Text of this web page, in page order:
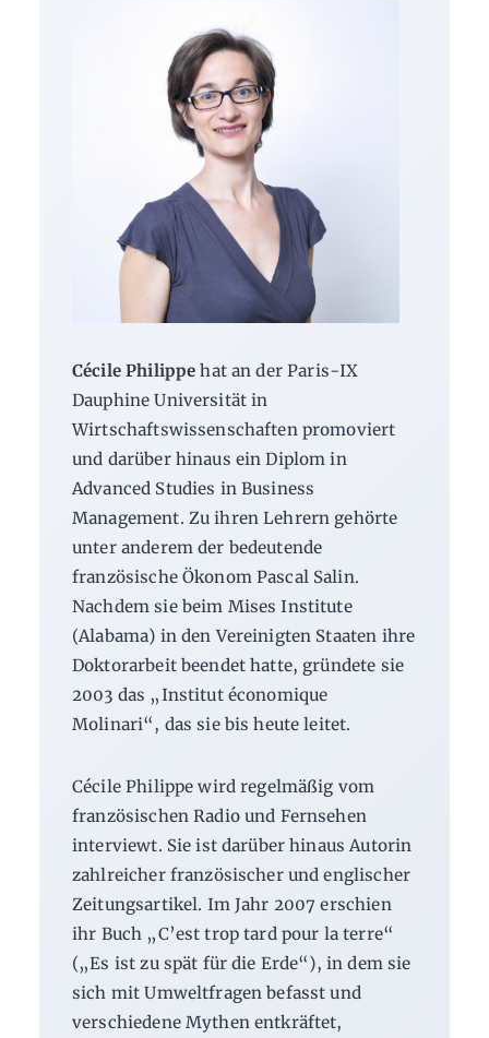
Cécile Philippe hat an der Paris-IX
Dauphine Universität in
Wirtschaftswissenschaften promoviert
und darüber hinaus ein Diplom in
Advanced Studies in Business
Management. Zu ihren Lehrern gehörte
unter anderem der bedeutende
französische Ökonom Pascal Salin.
Nachdem sie beim Mises Institute
(Alabama) in den Vereinigten Staaten ihre
Doktorarbeit beendet hatte, gründete sie
2003 das „Institut économique
Molinari“, das sie bis heute leitet.
Cécile Philippe wird regelmäßig vom
französischen Radio und Fernsehen
interviewt. Sie ist darüber hinaus Autorin
zahlreicher französischer und englischer
Zeitungsartikel. Im Jahr 2007 erschien
ihr Buch „C’est trop tard pour la terre“
(„Es ist zu spät für die Erde“), in dem sie
sich mit Umweltfragen befasst und
verschiedene Mythen entkräftet,